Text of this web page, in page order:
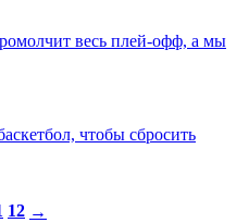
весь плей-офф, а мы
чтобы сбросить
12 →